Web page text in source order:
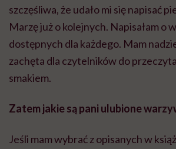
szczęśliwa, że udało mi się napisać
Marzę już o kolejnych. Napisałam o
dostępnych dla każdego. Mam
zachęta dla czytelników do
smakiem.
Zatem jakie są pani ulubione
Jeśli mam wybrać z opisanych w